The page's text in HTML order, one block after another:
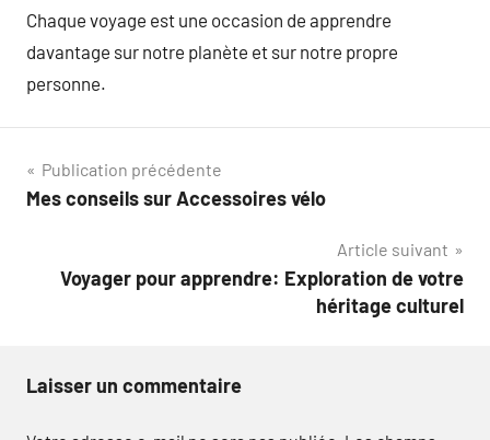
Chaque voyage est une occasion de apprendre
davantage sur notre planète et sur notre propre
personne.
Navigation
de
Publication précédente
Mes conseils sur Accessoires vélo
Article suivant
Voyager pour apprendre: Exploration de votre
héritage culturel
Laisser un commentaire